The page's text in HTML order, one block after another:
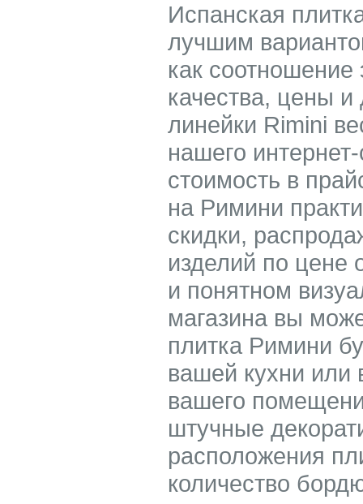
Испанская
лучшим
как соотношение
качества, цены
линейки Rimini
нашего
стоимость в
на Римини
скидки,
изделий по цене
и понятном
магазина вы
плитка Римини
вашей кухни
вашего
штучные
расположения
количество